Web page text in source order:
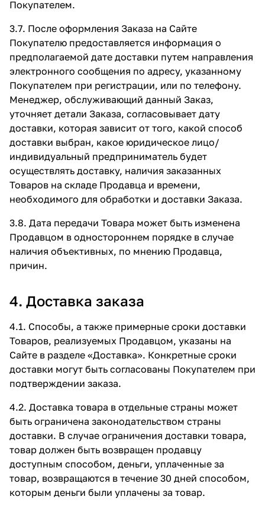
Покупателем.
3.7. После оформления Заказа на Сайте
Покупателю предоставляется информация о
предполагаемой дате доставки путем направления
электронного сообщения по адресу, указанному
Покупателем при регистрации, или по телефону.
Менеджер, обслуживающий данный Заказ,
уточняет детали Заказа, согласовывает дату
доставки, которая зависит от того, какой способ
доставки выбран, какое юридическое лицо/
индивидуальный предприниматель будет
осуществлять доставку, наличия заказанных
Товаров на складе Продавца и времени,
необходимого для обработки и доставки Заказа.
3.8. Дата передачи Товара может быть изменена
Продавцом в одностороннем порядке в случае
наличия объективных, по мнению Продавца,
причин.
4. Доставка заказа
4.1. Способы, а также примерные сроки доставки
Товаров, реализуемых Продавцом, указаны на
Сайте в разделе «Доставка». Конкретные сроки
доставки могут быть согласованы Покупателем при
подтверждении заказа.
4.2. Доставка товара в отдельные страны может
быть ограничена законодательством страны
доставки. В случае ограничения доставки товара,
товар должен быть возвращен продавцу
доступным способом, деньги, уплаченные за
товар, возвращаются в течение 30 дней способом,
которым деньги были уплачены за товар.